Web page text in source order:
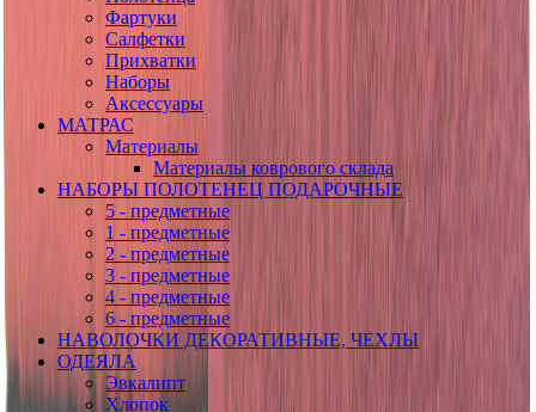
Фартуки
Салфетки
Прихватки
Наборы
Аксессуары
МАТРАС
Материалы
Материалы коврового склада
НАБОРЫ ПОЛОТЕНЕЦ ПОДАРОЧНЫЕ
5 - предметные
1 - предметные
2 - предметные
3 - предметные
4 - предметные
6 - предметные
НАВОЛОЧКИ ДЕКОРАТИВНЫЕ, ЧЕХЛЫ
ОДЕЯЛА
Эвкалипт
Хлопок